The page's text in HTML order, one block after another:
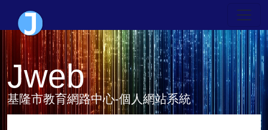
Jweb
基隆市教育網路中心-個人網站系統